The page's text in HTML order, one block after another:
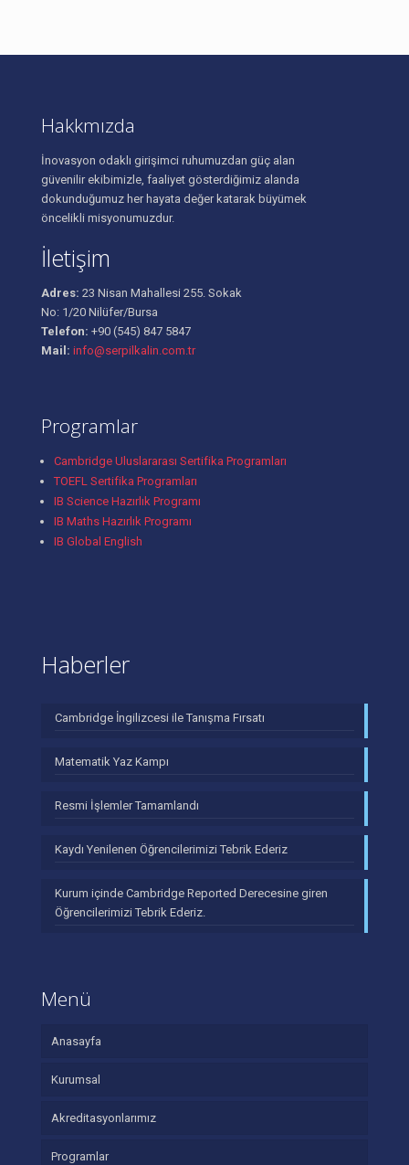
Hakkmızda
İnovasyon odaklı girişimci ruhumuzdan güç alan
güvenilir ekibimizle, faaliyet gösterdiğimiz alanda
dokunduğumuz her hayata değer katarak büyümek
öncelikli misyonumuzdur.
İletişim
Adres: 23 Nisan Mahallesi 255. Sokak
No: 1/20 Nilüfer/Bursa
Telefon: +90 (545) 847 5847
Mail: info@serpilkalin.com.tr
Programlar
Cambridge Uluslararası Sertifika Programları
TOEFL Sertifika Programları
IB Science Hazırlık Programı
IB Maths Hazırlık Programı
IB Global English
Haberler
Cambridge İngilizcesi ile Tanışma Fırsatı
Matematik Yaz Kampı
Resmi İşlemler Tamamlandı
Kaydı Yenilenen Öğrencilerimizi Tebrik Ederiz
Kurum içinde Cambridge Reported Derecesine giren
Öğrencilerimizi Tebrik Ederiz.
Menü
Anasayfa
Kurumsal
Akreditasyonlarımız
Programlar